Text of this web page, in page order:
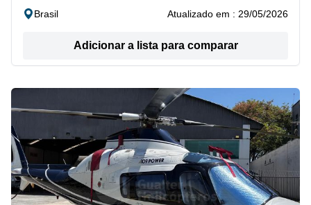
Brasil Atualizado em : 29/05/2026
Adicionar a lista para comparar